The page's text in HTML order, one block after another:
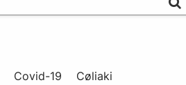
Covid-19
Cøliaki